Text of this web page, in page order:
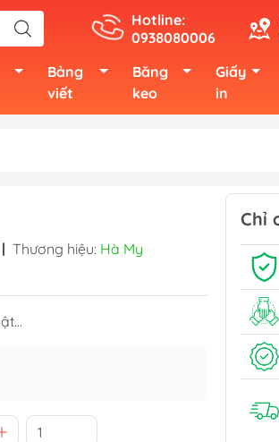
Hotline:
0938080006
Bảng
viết
Băng
keo
Giấy
in
| Thương hiệu: Hà My
Chỉ